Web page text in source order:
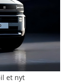
et nyt